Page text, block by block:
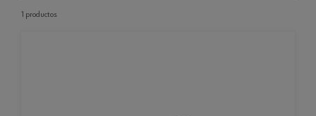
1 productos